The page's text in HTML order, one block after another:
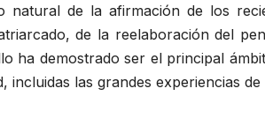
de la afirmación de los
de la reelaboración del
ha demostrado ser el principal
las grandes experiencias